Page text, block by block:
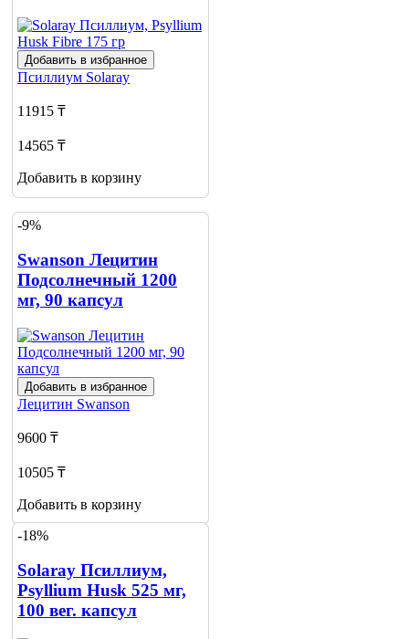
Добавить в избранное
Псиллиум Solaray
11915 ₸
14565 ₸
Добавить в корзину
-9%
Swanson Лецитин
Подсолнечный 1200
мг, 90 капсул
Добавить в избранное
Лецитин Swanson
9600 ₸
10505 ₸
Добавить в корзину
-18%
Solaray Псиллиум,
Psyllium Husk 525 мг,
100 вег. капсул